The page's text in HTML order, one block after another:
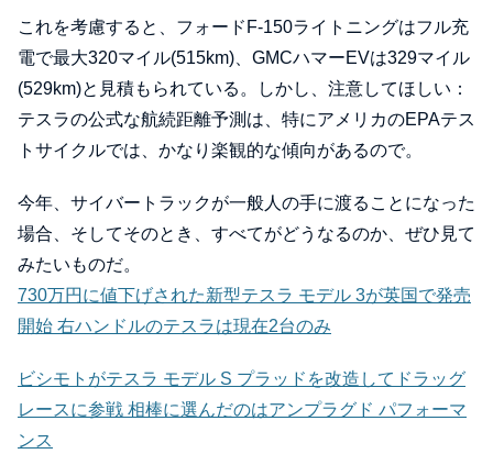
これを考慮すると、フォードF-150ライトニングはフル充
電で最大320マイル(515km)、GMCハマーEVは329マイル
(529km)と見積もられている。しかし、注意してほしい：
テスラの公式な航続距離予測は、特にアメリカのEPAテス
トサイクルでは、かなり楽観的な傾向があるので。
今年、サイバートラックが一般人の手に渡ることになった
場合、そしてそのとき、すべてがどうなるのか、ぜひ見て
みたいものだ。
730万円に値下げされた新型テスラ モデル 3が英国で発売
開始 右ハンドルのテスラは現在2台のみ
ビシモトがテスラ モデル S プラッドを改造してドラッグ
レースに参戦 相棒に選んだのはアンプラグド パフォーマ
ンス